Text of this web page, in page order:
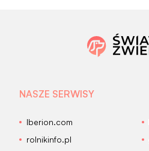
NASZE SERWISY
Iberion.com
rolnikinfo.pl